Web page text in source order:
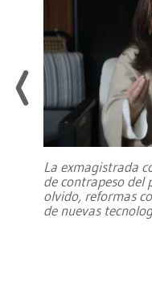
La exmagistrada
de contrapeso del
olvido, reformas
de nuevas